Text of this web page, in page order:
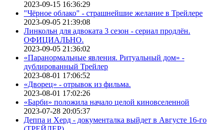
2023-09-15 16:36:29
"Чёрное облако" - страшнейшие желание в Трейлере
2023-09-05 21:39:08
Линкольн для адвоката 3 сезон - сериал продлён.
ОФИЦИАЛЬНО.
2023-09-05 21:36:02
«Паранормальные явления. Ритуальный дом» -
дублированный Трейлер
2023-08-01 17:06:52
«Дворец» - отрывок из фильма.
2023-08-01 17:02:26
«Барби» положила начало целой киновселенной
2023-07-28 20:05:37
Деппа и Херд - документалка выйдет в Августе 16-го